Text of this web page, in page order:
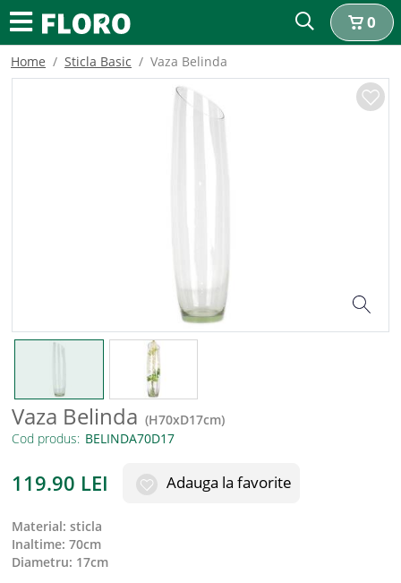
0
Home Sticla Basic Vaza Belinda
Vaza Belinda (H70xD17cm)
Cod produs:
119.90 LEI Adauga la favorite
material: sticla
inaltime: 70cm
diametru: 17cm